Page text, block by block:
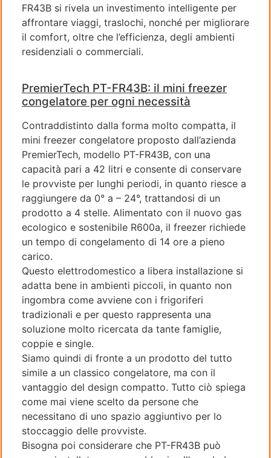
FR43B si rivela un investimento intelligente per
affrontare viaggi, traslochi, nonché per migliorare
il comfort, oltre che l’efficienza, degli ambienti
residenziali o commerciali.
PremierTech PT-FR43B: il mini freezer
congelatore per ogni necessità
Contraddistinto dalla forma molto compatta, il
mini freezer congelatore proposto dall’azienda
PremierTech, modello PT-FR43B, con una
capacità pari a 42 litri e consente di conservare
le provviste per lunghi periodi, in quanto riesce a
raggiungere da 0° a – 24°, trattandosi di un
prodotto a 4 stelle. Alimentato con il nuovo gas
ecologico e sostenibile R600a, il freezer richiede
un tempo di congelamento di 14 ore a pieno
carico.
Questo elettrodomestico a libera installazione si
adatta bene in ambienti piccoli, in quanto non
ingombra come avviene con i frigoriferi
tradizionali e per questo rappresenta una
soluzione molto ricercata da tante famiglie,
coppie e single.
Siamo quindi di fronte a un prodotto del tutto
simile a un classico congelatore, ma con il
vantaggio del design compatto. Tutto ciò spiega
come mai viene scelto da persone che
necessitano di uno spazio aggiuntivo per lo
stoccaggio delle provviste.
Bisogna poi considerare che PT-FR43B può